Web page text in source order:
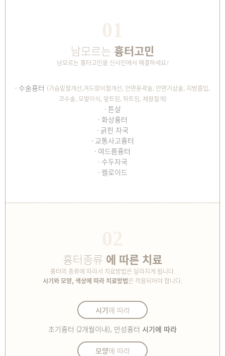
01
남모르는 흉터고민
남모르는 흉터고민을 신사인에서 해결하세요!
수술흉터 (가슴밑절개선,겨드랑이절개선, 안면윤곽술, 안면거상술, 지방흡입,
코수술, 모발이식, 앞트임, 뒤트임, 제왕절개)
튼살
화상흉터
긁힌 자국
교통사고흉터
여드름흉터
수두자국
켈로이드
흉터종류 에 따른 치료
흉터의 종류에 따라서 치료방법은 달라지게 됩니다.
시기와 모양, 색상에 따라 치료방법은 적용되어야 합니다.
시기에 따라
조기흉터 (2개월이내), 만성흉터 시기에 따라
모양에 따라